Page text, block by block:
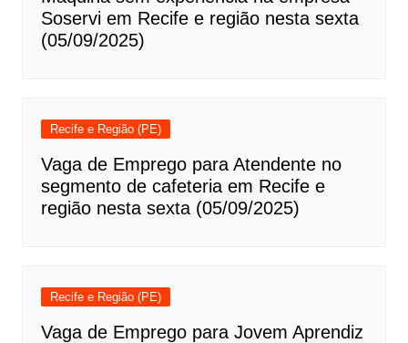
Soservi em Recife e região nesta sexta
(05/09/2025)
Recife e Região (PE)
Vaga de Emprego para Atendente no
segmento de cafeteria em Recife e
região nesta sexta (05/09/2025)
Recife e Região (PE)
Vaga de Emprego para Jovem Aprendiz